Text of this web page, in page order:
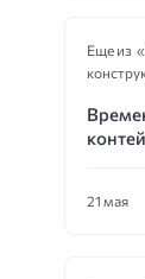
Еще из
21 мая